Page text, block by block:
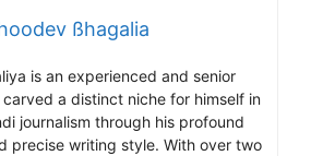
ßhagalia
is an experienced and senior
carved a distinct niche for himself in
journalism through his profound
precise writing style. With over two